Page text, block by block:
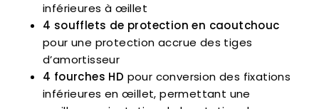
inférieures à œillet
4 soufflets de protection en caoutchouc
pour une protection accrue des tiges
d’amortisseur
4 fourches HD pour conversion des fixations
inférieures en œillet, permettant une